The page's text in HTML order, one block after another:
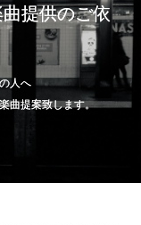
提供のご依
人へ
曲提案致します。